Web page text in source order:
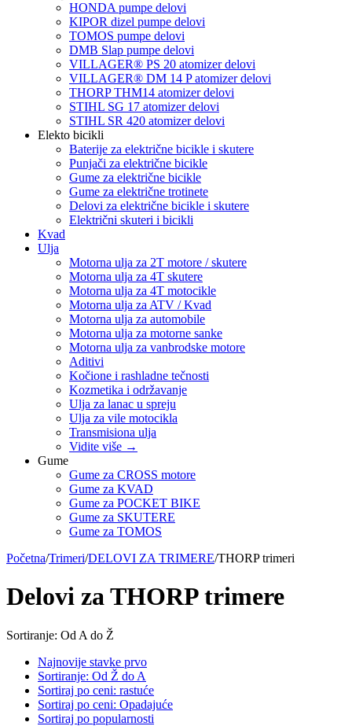
HONDA pumpe delovi
KIPOR dizel pumpe delovi
TOMOS pumpe delovi
DMB Slap pumpe delovi
VILLAGER® PS 20 atomizer delovi
VILLAGER® DM 14 P atomizer delovi
THORP THM14 atomizer delovi
STIHL SG 17 atomizer delovi
STIHL SR 420 atomizer delovi
Elekto bicikli
Baterije za električne bicikle i skutere
Punjači za električne bicikle
Gume za električne bicikle
Gume za električne trotinete
Delovi za električne bicikle i skutere
Električni skuteri i bicikli
Kvad
Ulja
Motorna ulja za 2T motore / skutere
Motorna ulja za 4T skutere
Motorna ulja za 4T motocikle
Motorna ulja za ATV / Kvad
Motorna ulja za automobile
Motorna ulja za motorne sanke
Motorna ulja za vanbrodske motore
Aditivi
Kočione i rashladne tečnosti
Kozmetika i održavanje
Ulja za lanac u spreju
Ulja za vile motocikla
Transmisiona ulja
Vidite više →
Gume
Gume za CROSS motore
Gume za KVAD
Gume za POCKET BIKE
Gume za SKUTERE
Gume za TOMOS
Početna/Trimeri/DELOVI ZA TRIMERE/THORP trimeri
Delovi za THORP trimere
Sortiranje: Od A do Ž
Najnovije stavke prvo
Sortiranje: Od Ž do A
Sortiraj po ceni: rastuće
Sortiraj po ceni: Opadajuće
Sortiraj po popularnosti